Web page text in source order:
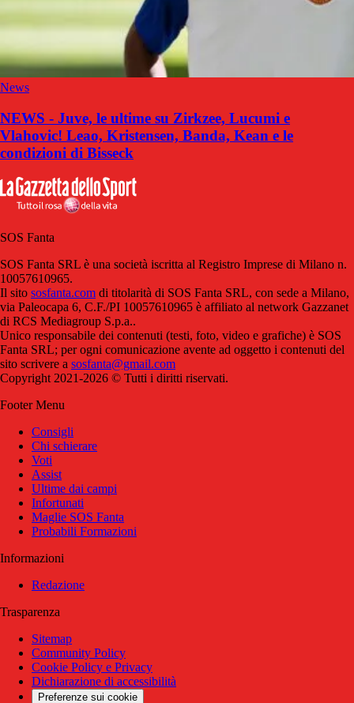
News
NEWS - Juve, le ultime su Zirkzee, Lucumi e
Vlahovic! Leao, Kristensen, Banda, Kean e le
condizioni di Bisseck
SOS Fanta
SOS Fanta SRL è una società iscritta al Registro Imprese di Milano n.
10057610965.
Il sito sosfanta.com di titolarità di SOS Fanta SRL, con sede a Milano,
via Paleocapa 6, C.F./PI 10057610965 è affiliato al network Gazzanet
di RCS Mediagroup S.p.a..
Unico responsabile dei contenuti (testi, foto, video e grafiche) è SOS
Fanta SRL; per ogni comunicazione avente ad oggetto i contenuti del
sito scrivere a sosfanta@gmail.com
Copyright 2021-2026 © Tutti i diritti riservati.
Footer Menu
Consigli
Chi schierare
Voti
Assist
Ultime dai campi
Infortunati
Maglie SOS Fanta
Probabili Formazioni
Informazioni
Redazione
Trasparenza
Sitemap
Community Policy
Cookie Policy e Privacy
Dichiarazione di accessibilità
Preferenze sui cookie